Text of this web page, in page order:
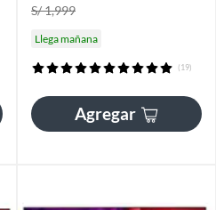
S/ 1,999
Llega mañana
(19)
Agregar